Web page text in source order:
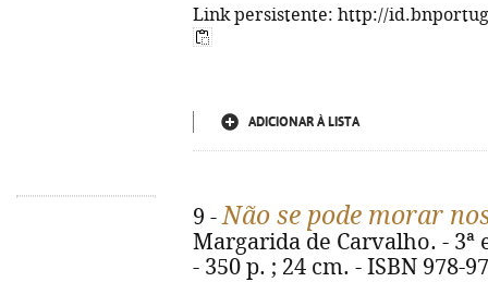
Link persistente: http://
ADICIONAR À LISTA
9 -Não se pode morar
Margarida de Carvalho. - 3ª
- 350 p. ; 24 cm. - ISBN 978-